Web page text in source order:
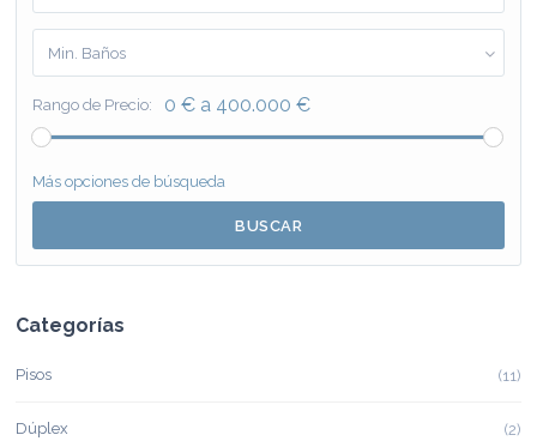
Min. Baños
Rango de Precio: 0 € a 400.000 €
Más opciones de búsqueda
BUSCAR
Categorías
Pisos (11)
Dúplex (2)